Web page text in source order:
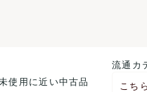
使用に近い中古品
流通カ
こち